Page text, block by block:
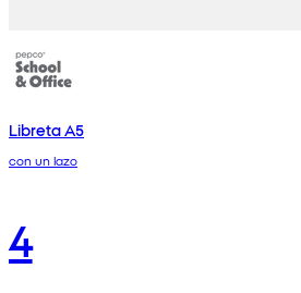
Libreta A5
con un lazo
4